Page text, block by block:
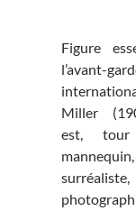
Figure
l’avant-
Miller
est,